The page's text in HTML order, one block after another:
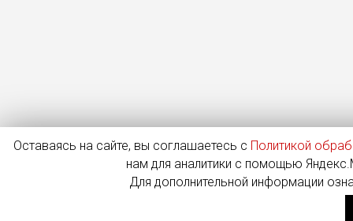
Оставаясь на сайте, вы соглашаетесь с Политикой
нам для аналитики с помощью
Для дополнительной информации